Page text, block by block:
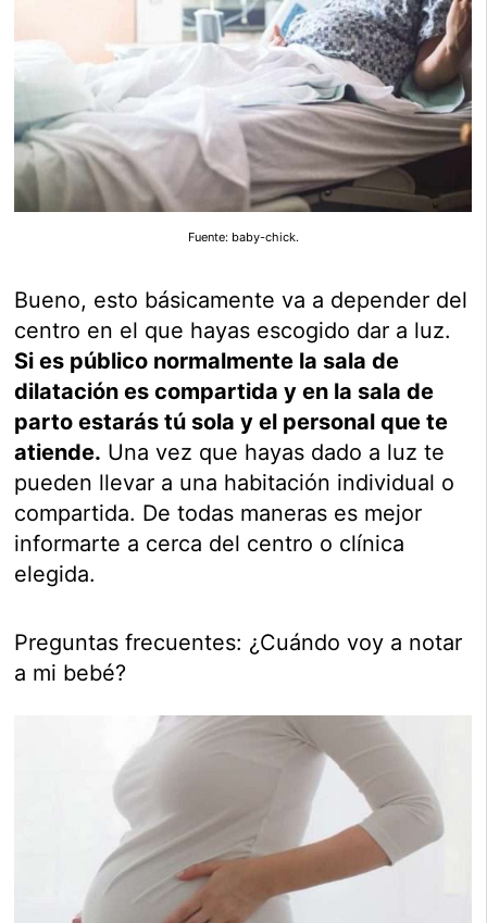
Fuente: baby-chick.
Bueno, esto básicamente va a depender del
centro en el que hayas escogido dar a luz.
Si es público normalmente la sala de
dilatación es compartida y en la sala de
parto estarás tú sola y el personal que te
atiende. Una vez que hayas dado a luz te
pueden llevar a una habitación individual o
compartida. De todas maneras es mejor
informarte a cerca del centro o clínica
elegida.
Preguntas frecuentes: ¿Cuándo voy a notar
a mi bebé?